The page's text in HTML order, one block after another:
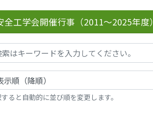
全工学会開催行事（2011～2025年度）
ると自動的に並び順を変更します。